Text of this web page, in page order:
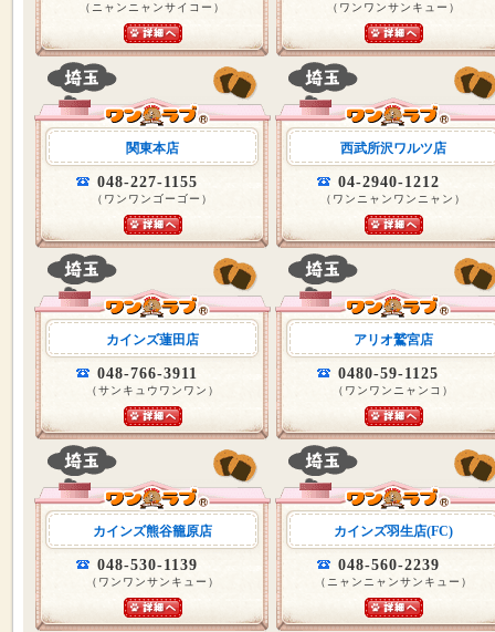
（ニャンニャンサイコー） （ワンワンサンキュー）
関東本店
048-227-1155
（ワンワンゴーゴー）
西武所沢ワルツ店
04-2940-1212
（ワンニャンワンニャン）
カインズ蓮田店
048-766-3911
（サンキュウワンワン）
アリオ鷲宮店
0480-59-1125
（ワンワンニャンコ）
カインズ熊谷籠原店
048-530-1139
（ワンワンサンキュー）
カインズ羽生店(FC)
048-560-2239
（ニャンニャンサンキュー）